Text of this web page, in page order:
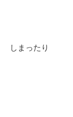
しまったり